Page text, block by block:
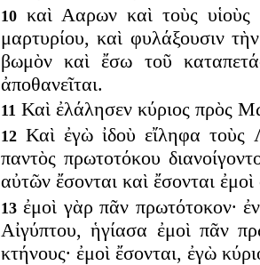
10 καὶ Ααρων καὶ τοὺς υἱοὺς
μαρτυρίου, καὶ φυλάξουσιν
βωμὸν καὶ ἔσω τοῦ
ἀποθανεῖται.
11 Καὶ ἐλάλησεν κύριος πρὸς
12 Καὶ ἐγὼ ἰδοὺ εἴληφα τοὺς
παντὸς πρωτοτόκου
αὐτῶν ἔσονται καὶ ἔσονται ἐμοὶ
13 ἐμοὶ γὰρ πᾶν πρωτότοκον·
Αἰγύπτου, ἡγίασα ἐμοὶ πᾶν
κτήνους· ἐμοὶ ἔσονται, ἐγὼ